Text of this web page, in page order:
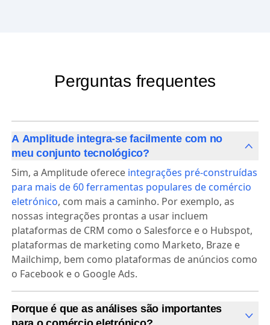
Perguntas frequentes
A Amplitude integra-se facilmente com no
meu conjunto tecnológico?
Sim, a Amplitude oferece integrações pré-construídas
para mais de 60 ferramentas populares de comércio
eletrónico, com mais a caminho. Por exemplo, as
nossas integrações prontas a usar incluem
plataformas de CRM como o Salesforce e o Hubspot,
plataformas de marketing como Marketo, Braze e
Mailchimp, bem como plataformas de anúncios como
o Facebook e o Google Ads.
Porque é que as análises são importantes